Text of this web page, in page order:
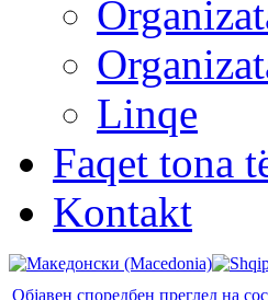
Linqe
Faqet tona
Kontakt
Објавен споредбен преглед на